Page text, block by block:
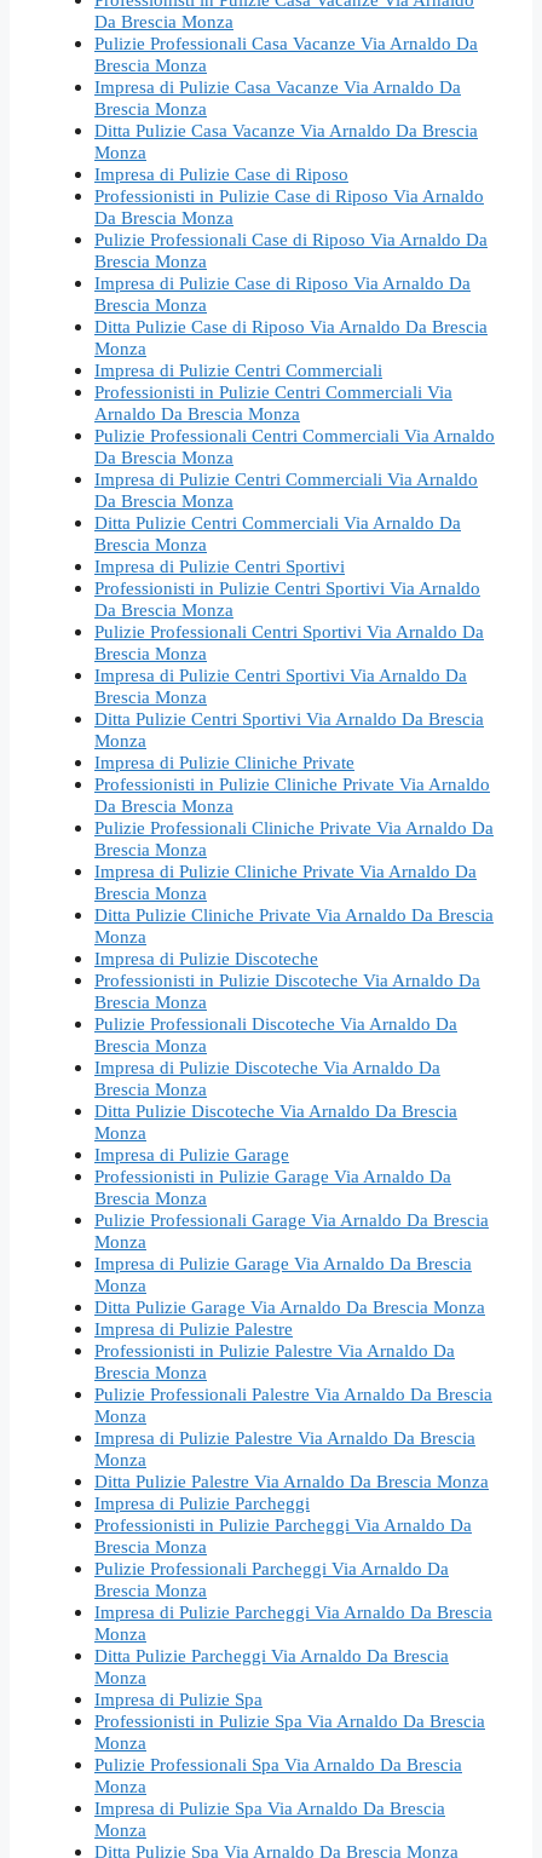
Da Brescia Monza
Pulizie Professionali Casa Vacanze Via Arnaldo Da
Brescia Monza
Impresa di Pulizie Casa Vacanze Via Arnaldo Da
Brescia Monza
Ditta Pulizie Casa Vacanze Via Arnaldo Da Brescia
Monza
Impresa di Pulizie Case di Riposo
Professionisti in Pulizie Case di Riposo Via Arnaldo
Da Brescia Monza
Pulizie Professionali Case di Riposo Via Arnaldo Da
Brescia Monza
Impresa di Pulizie Case di Riposo Via Arnaldo Da
Brescia Monza
Ditta Pulizie Case di Riposo Via Arnaldo Da Brescia
Monza
Impresa di Pulizie Centri Commerciali
Professionisti in Pulizie Centri Commerciali Via
Arnaldo Da Brescia Monza
Pulizie Professionali Centri Commerciali Via Arnaldo
Da Brescia Monza
Impresa di Pulizie Centri Commerciali Via Arnaldo
Da Brescia Monza
Ditta Pulizie Centri Commerciali Via Arnaldo Da
Brescia Monza
Impresa di Pulizie Centri Sportivi
Professionisti in Pulizie Centri Sportivi Via Arnaldo
Da Brescia Monza
Pulizie Professionali Centri Sportivi Via Arnaldo Da
Brescia Monza
Impresa di Pulizie Centri Sportivi Via Arnaldo Da
Brescia Monza
Ditta Pulizie Centri Sportivi Via Arnaldo Da Brescia
Monza
Impresa di Pulizie Cliniche Private
Professionisti in Pulizie Cliniche Private Via Arnaldo
Da Brescia Monza
Pulizie Professionali Cliniche Private Via Arnaldo Da
Brescia Monza
Impresa di Pulizie Cliniche Private Via Arnaldo Da
Brescia Monza
Ditta Pulizie Cliniche Private Via Arnaldo Da Brescia
Monza
Impresa di Pulizie Discoteche
Professionisti in Pulizie Discoteche Via Arnaldo Da
Brescia Monza
Pulizie Professionali Discoteche Via Arnaldo Da
Brescia Monza
Impresa di Pulizie Discoteche Via Arnaldo Da
Brescia Monza
Ditta Pulizie Discoteche Via Arnaldo Da Brescia
Monza
Impresa di Pulizie Garage
Professionisti in Pulizie Garage Via Arnaldo Da
Brescia Monza
Pulizie Professionali Garage Via Arnaldo Da Brescia
Monza
Impresa di Pulizie Garage Via Arnaldo Da Brescia
Monza
Ditta Pulizie Garage Via Arnaldo Da Brescia Monza
Impresa di Pulizie Palestre
Professionisti in Pulizie Palestre Via Arnaldo Da
Brescia Monza
Pulizie Professionali Palestre Via Arnaldo Da Brescia
Monza
Impresa di Pulizie Palestre Via Arnaldo Da Brescia
Monza
Ditta Pulizie Palestre Via Arnaldo Da Brescia Monza
Impresa di Pulizie Parcheggi
Professionisti in Pulizie Parcheggi Via Arnaldo Da
Brescia Monza
Pulizie Professionali Parcheggi Via Arnaldo Da
Brescia Monza
Impresa di Pulizie Parcheggi Via Arnaldo Da Brescia
Monza
Ditta Pulizie Parcheggi Via Arnaldo Da Brescia
Monza
Impresa di Pulizie Spa
Professionisti in Pulizie Spa Via Arnaldo Da Brescia
Monza
Pulizie Professionali Spa Via Arnaldo Da Brescia
Monza
Impresa di Pulizie Spa Via Arnaldo Da Brescia
Monza
Ditta Pulizie Spa Via Arnaldo Da Brescia Monza